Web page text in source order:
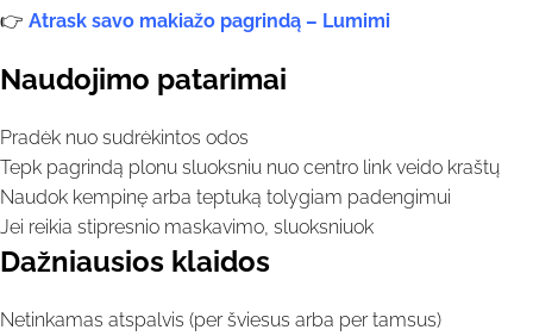
👉 Atrask savo makiažo pagrindą – Lumimi
Naudojimo patarimai
Pradėk nuo sudrėkintos odos
Tepk pagrindą plonu sluoksniu nuo centro link veido kraštų
Naudok kempinę arba teptuką tolygiam padengimui
Jei reikia stipresnio maskavimo, sluoksniuok
Dažniausios klaidos
Netinkamas atspalvis (per šviesus arba per tamsus)